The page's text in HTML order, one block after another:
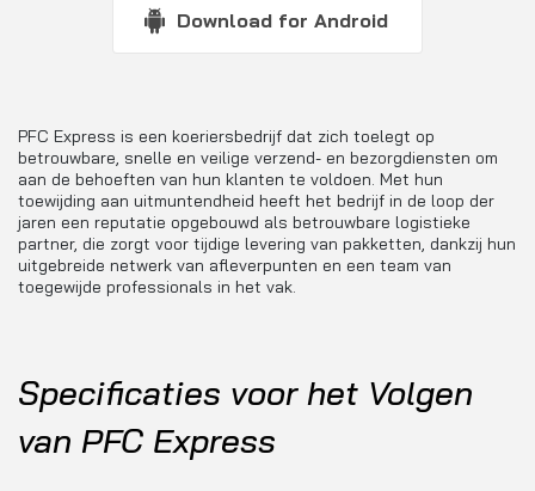
Download for Android
PFC Express is een koeriersbedrijf dat zich toelegt op
betrouwbare, snelle en veilige verzend- en bezorgdiensten om
aan de behoeften van hun klanten te voldoen. Met hun
toewijding aan uitmuntendheid heeft het bedrijf in de loop der
jaren een reputatie opgebouwd als betrouwbare logistieke
partner, die zorgt voor tijdige levering van pakketten, dankzij hun
uitgebreide netwerk van afleverpunten en een team van
toegewijde professionals in het vak.
Specificaties voor het Volgen
van PFC Express